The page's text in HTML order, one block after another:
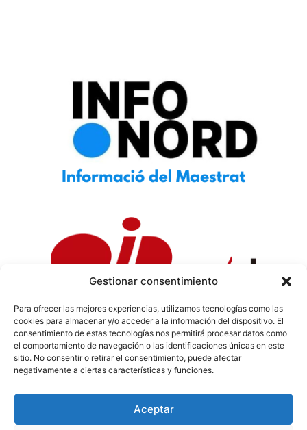
Gestionar consentimiento
Para ofrecer las mejores experiencias, utilizamos tecnologías como las
cookies para almacenar y/o acceder a la información del dispositivo. El
consentimiento de estas tecnologías nos permitirá procesar datos como
el comportamiento de navegación o las identificaciones únicas en este
sitio. No consentir o retirar el consentimiento, puede afectar
negativamente a ciertas características y funciones.
Aceptar
Política de Privacidad| Política de Cookies|Aviso
Legal|Codi ètic|Tarifes de Publicitat